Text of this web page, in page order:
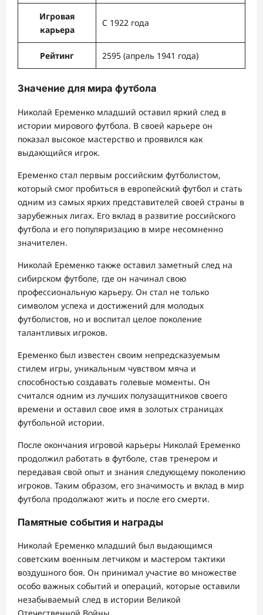
Игровая
карьера
С 1922 года
Рейтинг 2595 (апрель 1941 года)
Значение для мира футбола
Николай Еременко младший оставил яркий след в
истории мирового футбола. В своей карьере он
показал высокое мастерство и проявился как
выдающийся игрок.
Еременко стал первым российским футболистом,
который смог пробиться в европейский футбол и стать
одним из самых ярких представителей своей страны в
зарубежных лигах. Его вклад в развитие российского
футбола и его популяризацию в мире несомненно
значителен.
Николай Еременко также оставил заметный след на
сибирском футболе, где он начинал свою
профессиональную карьеру. Он стал не только
символом успеха и достижений для молодых
футболистов, но и воспитал целое поколение
талантливых игроков.
Еременко был известен своим непредсказуемым
стилем игры, уникальным чувством мяча и
способностью создавать голевые моменты. Он
считался одним из лучших полузащитников своего
времени и оставил свое имя в золотых страницах
футбольной истории.
После окончания игровой карьеры Николай Еременко
продолжил работать в футболе, став тренером и
передавая свой опыт и знания следующему поколению
игроков. Таким образом, его значимость и вклад в мир
футбола продолжают жить и после его смерти.
Памятные события и награды
Николай Еременко младший был выдающимся
советским военным летчиком и мастером тактики
воздушного боя. Он принимал участие во множестве
особо важных событий и операций, которые оставили
незабываемый след в истории Великой